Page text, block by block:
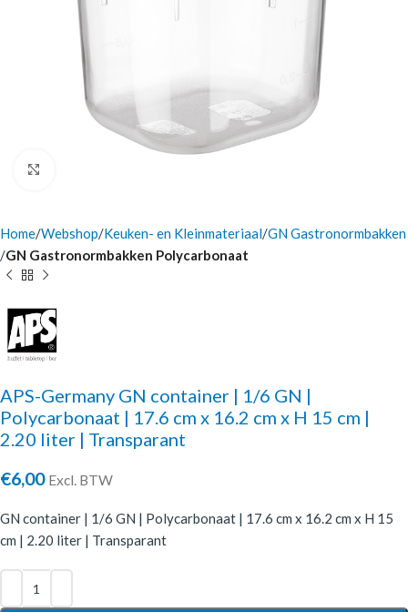
Home Webshop Keuken- en Kleinmateriaal GN Gastronormbakken
GN Gastronormbakken Polycarbonaat
APS-Germany GN container | 1/6 GN |
Polycarbonaat | 17.6 cm x 16.2 cm x H 15 cm |
2.20 liter | Transparant
€6,00 Excl. BTW
GN container | 1/6 GN | Polycarbonaat | 17.6 cm x 16.2 cm x H 15
cm | 2.20 liter | Transparant